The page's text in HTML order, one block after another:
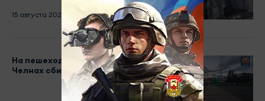
15 августа 2024 - 14:23
На пешеходке в Набережных
Челнах сбили 8-летнюю девочку